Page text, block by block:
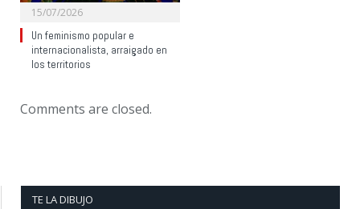
15/07/2026
Un feminismo popular e
internacionalista, arraigado en
los territorios
Comments are closed.
TE LA DIBUJO